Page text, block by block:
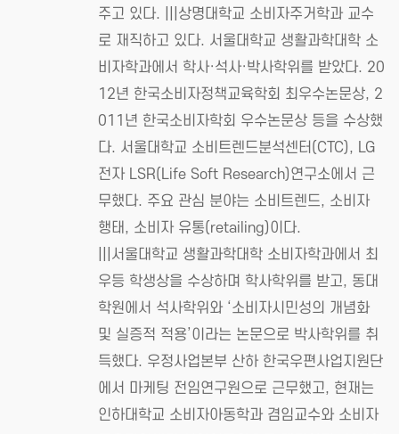
주고 있다. |||상명대학교 소비자주거학과 교수
로 재직하고 있다. 서울대학교 생활과학대학 소
비자학과에서 학사·석사·박사학위를 받았다. 20
12년 한국소비자정책교육학회 최우수논문상, 2
011년 한국소비자학회 우수논문상 등을 수상했
다. 서울대학교 소비트렌드분석센터(CTC), LG
전자 LSR(Life Soft Research)연구소에서 근
무했다. 주요 관심 분야는 소비트렌드, 소비자
행태, 소비자 유통(retailing)이다.
|||서울대학교 생활과학대학 소비자학과에서 최
우등 학생상을 수상하며 학사학위를 받고, 동대
학원에서 석사학위와 ‘소비자시민성의 개념화
및 실증적 적용’이라는 논문으로 박사학위를 취
득했다. 우정사업본부 산하 한국우편사업지원단
에서 마케팅 전임연구원으로 근무했고, 현재는
인하대학교 소비자아동학과 겸임교수와 소비자